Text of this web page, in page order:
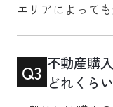
エリアによって
Q3 不動産購
どれくら